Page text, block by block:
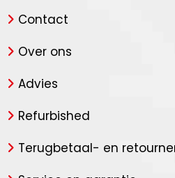
Contact
Over ons
Advies
Refurbished
Terugbetaal- en